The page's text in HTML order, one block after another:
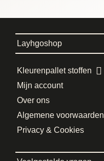
Layhgoshop
Kleurenpallet stoffen
Mijn account
Over ons
Algemene voorwaarden
Privacy & Cookies